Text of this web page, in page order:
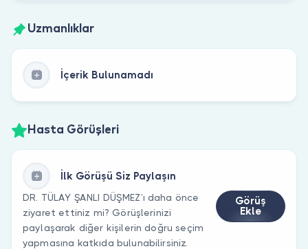
Uzmanlıklar
İçerik Bulunamadı
Hasta Görüşleri
İlk Görüşü Siz Paylaşın
DR. TÜLAY ŞANLI DÜŞMEZ’ı daha önce
ziyaret ettiniz mi? Görüşlerinizi
paylaşarak diğer kişilerin doğru seçim
yapmasına katkıda bulunabilirsiniz.
Görüş
Ekle